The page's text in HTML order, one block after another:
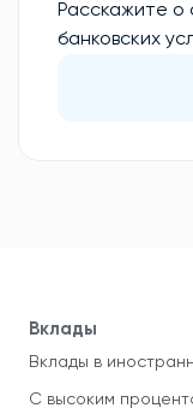
Расскажите о
банковских
Вклады
Вклады в
С высоким